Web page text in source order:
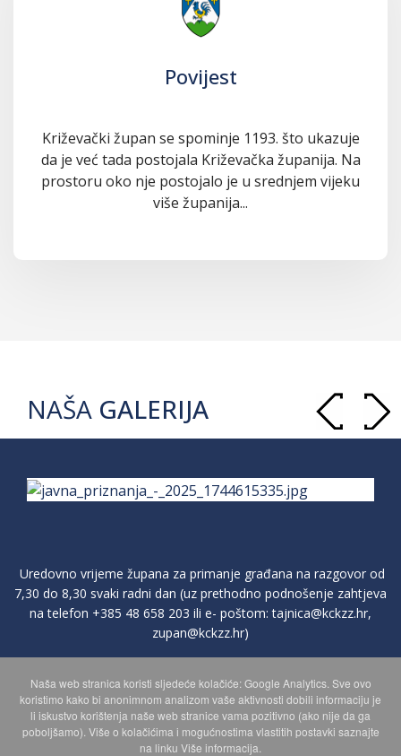
Povijest
Križevački župan se spominje 1193. što ukazuje
da je već tada postojala Križevačka županija. Na
prostoru oko nje postojalo je u srednjem vijeku
više županija...
NAŠA GALERIJA
Uredovno vrijeme župana za primanje građana na razgovor od
7,30 do 8,30 svaki radni dan (uz prethodno podnošenje zahtjeva
na telefon +385 48 658 203 ili e- poštom:tajnica@kckzz.hr,
zupan@kckzz.hr)
POLITIKA ZAŠTITE PRIVATNOSTI OSOBNIH PODATAKA
MAPA WEBA
Naša web stranica koristi sljedeće kolačiće: Google Analytics. Sve ovo
koristimo kako bi anonimnom analizom vaše aktivnosti dobili informaciju je
li iskustvo korištenja naše web stranice vama pozitivno (ako nije da ga
poboljšamo). Više o kolačićima i mogućnostima vlastitih postavki saznajte
na linku Više informacija.